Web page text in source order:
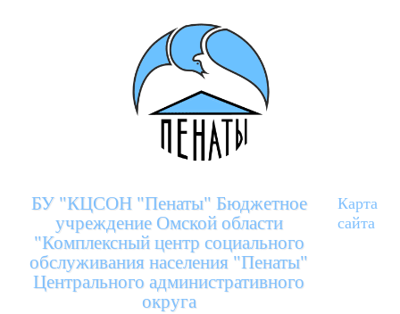
БУ "КЦСОН "Пенаты" Бюджетное
учреждение Омской области
"Комплексный центр социального
обслуживания населения "Пенаты"
Центрального административного
округа
Карта
сайта